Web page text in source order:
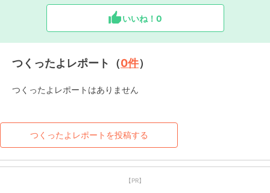
いいね！ 0
つくったよレポート（0件）
つくったよレポートはありません
つくったよレポートを投稿する
【PR】